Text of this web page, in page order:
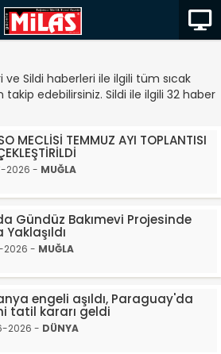
ve Sildi haberleri ile ilgili tüm sıcak
edebilirsiniz. Sildi ile ilgili 32 haber
MECLİSİ TEMMUZ AYI TOPLANTISI
2026 - MUĞLA
Gündüz Bakımevi Projesinde
Yaklaşıldı
2026 - MUĞLA
engeli aşıldı, Paraguay'da
tatil kararı geldi
2026 - DÜNYA